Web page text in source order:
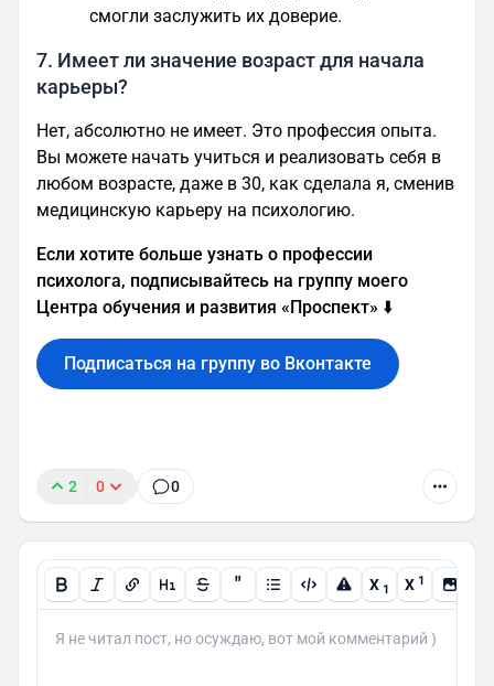
смогли заслужить их доверие.
7. Имеет ли значение возраст для начала
карьеры?
Нет, абсолютно не имеет. Это профессия опыта.
Вы можете начать учиться и реализовать себя в
любом возрасте, даже в 30, как сделала я, сменив
медицинскую карьеру на психологию.
Если хотите больше узнать о профессии
психолога, подписывайтесь на группу моего
Центра обучения и развития «Проспект» ⬇️
Подписаться на группу во Вконтакте
2 0 0
" X 1 X 1